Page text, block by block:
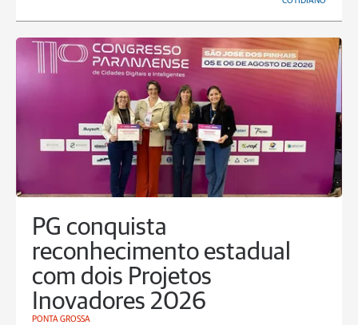
PG conquista
reconhecimento estadual
com dois Projetos
Inovadores 2026
PONTA GROSSA